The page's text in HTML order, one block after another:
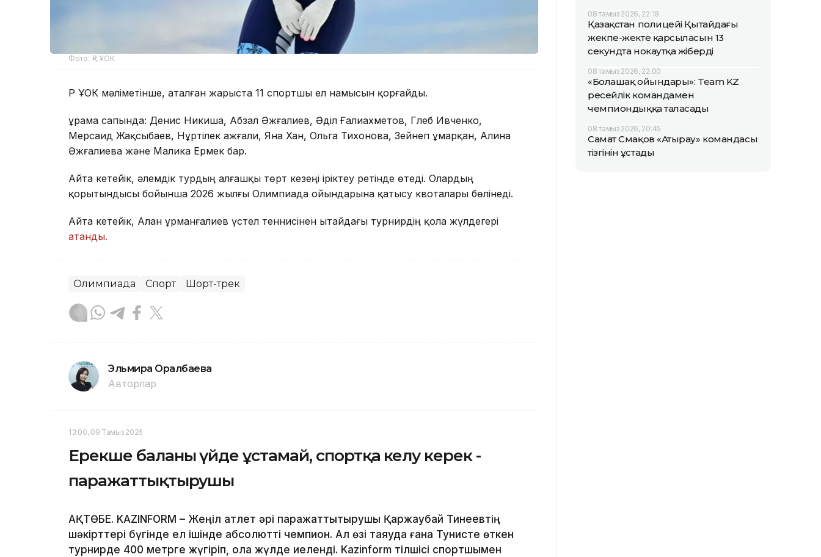
Фото: ҚР ҰОК
ҚР ҰОК мәліметінше, аталған жарыста 11 спортшы ел намысын қорғайды.
Құрама сапында: Денис Никиша, Абзал Әжғалиев, Әділ Ғалиахметов, Глеб Ивченко,
Мерсаид Жақсыбаев, Нұртілек Қажғали, Яна Хан, Ольга Тихонова, Зейнеп Құмарқан, Алина
Әжғалиева және Малика Ермек бар.
Айта кетейік, әлемдік турдың алғашқы төрт кезеңі іріктеу ретінде өтеді. Олардың
қорытындысы бойынша 2026 жылғы Олимпиада ойындарына қатысу квоталары бөлінеді.
Айта кетейік, Алан Құрманғалиев үстел теннисінен Қытайдағы турнирдің қола жүлдегері
атанды.
Олимпиада Спорт Шорт-трек
Эльмира Оралбаева
Авторлар
13:00, 09 Тамыз 2026
Ерекше баланы үйде ұстамай, спортқа әкелу керек -
паражаттықтырушы
АҚТӨБЕ. KAZINFORM – Жеңіл атлет әрі паражаттықтырушы Қаржаубай Тинеевтің
шәкірттері бүгінде ел ішінде абсолютті чемпион. Ал өзі таяуда ғана Тунисте өткен
турнирде 400 метрге жүгіріп, қола жүлде иеленді. Kazinform тілшісі спортшымен
08 тамыз 2026, 22:18
Қазақстан полицейі Қытайдағы
жекпе-жекте қарсыласын 13
секундта нокаутқа жіберді
08 тамыз 2026, 22:00
«Болашақ ойындары»: Team KZ
ресейлік командамен
чемпиондыққа таласады
08 тамыз 2026, 20:45
Самат Смақов «Атырау» командасы
тізгінін ұстады